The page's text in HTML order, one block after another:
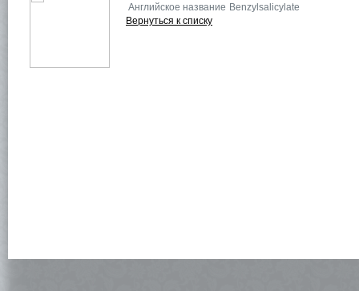
Английское название Benzylsalicylate
Вернуться к списку